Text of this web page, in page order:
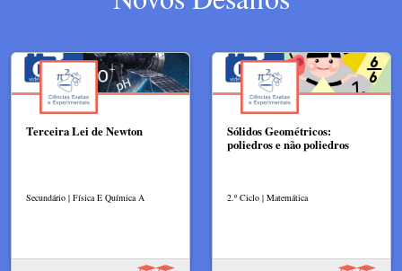
Terceira Lei de Newton
Secundário | Física E Química A
Sólidos Geométricos:
poliedros e não poliedros
2.º Ciclo | Matemática